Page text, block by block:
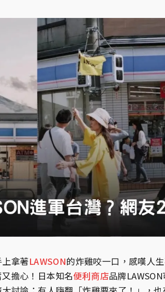
拿著LAWSON的炸雞咬一口，感嘆人
擔心！日本知名便利商店品牌